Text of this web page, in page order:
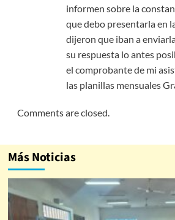
informen sobre la
que debo presentarla en
dijeron que iban a
su respuesta lo antes
el comprobante de mi
las planillas mensuales
Comments are closed.
Más Noticias